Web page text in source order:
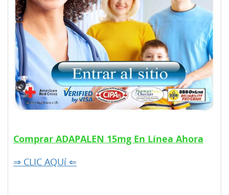
Comprar ADAPALEN 15mg En Línea Ahora
⇒ CLIC AQUí ⇐